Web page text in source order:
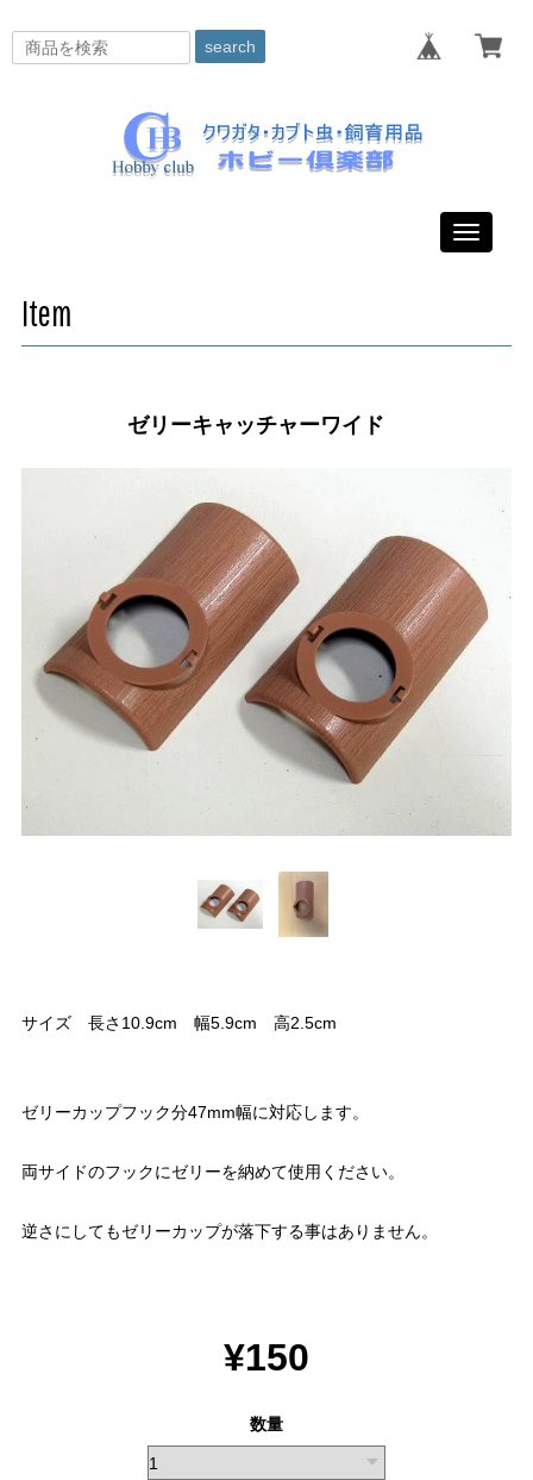
search
Toggle
Item
ゼリーキャッチャーワイド
サイズ 長さ10.9cm 幅5.9cm 高2.5cm
ゼリーカップフック分47mm幅に対応します。
両サイドのフックにゼリーを納めて使用ください。
逆さにしてもゼリーカップが落下する事はありません。
¥150
数量